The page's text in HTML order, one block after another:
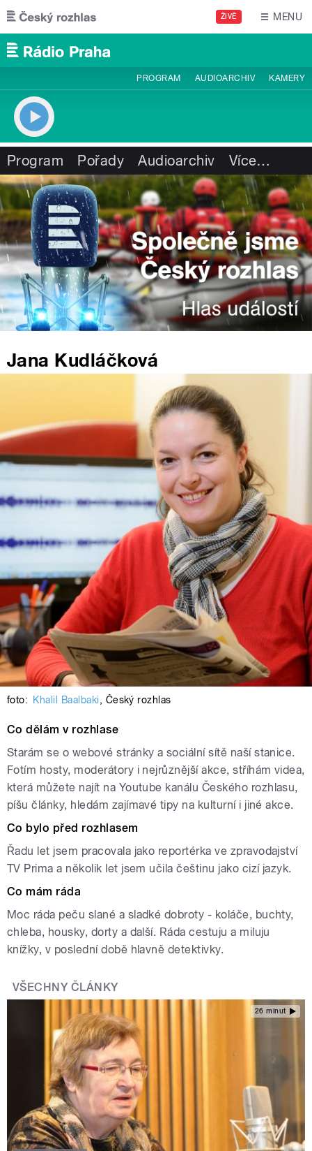
Přejít k hlavnímu obsahu
ŽIVĚ MENU
PROGRAM AUDIOARCHIV KAMERY
Program Pořady Audioarchiv Více…
Jana Kudláčková
foto: Khalil Baalbaki, Český rozhlas
Co dělám v rozhlase
Starám se o webové stránky a sociální sítě naší stanice.
Fotím hosty, moderátory i nejrůznější akce, stříhám videa,
která můžete najít na Youtube kanálu Českého rozhlasu,
píšu články, hledám zajímavé tipy na kulturní i jiné akce.
Co bylo před rozhlasem
Řadu let jsem pracovala jako reportérka ve zpravodajství
TV Prima a několik let jsem učila češtinu jako cizí jazyk.
Co mám ráda
Moc ráda peču slané a sladké dobroty - koláče, buchty,
chleba, housky, dorty a další. Ráda cestuju a miluju
knížky, v poslední době hlavně detektivky.
VŠECHNY ČLÁNKY
26 minut